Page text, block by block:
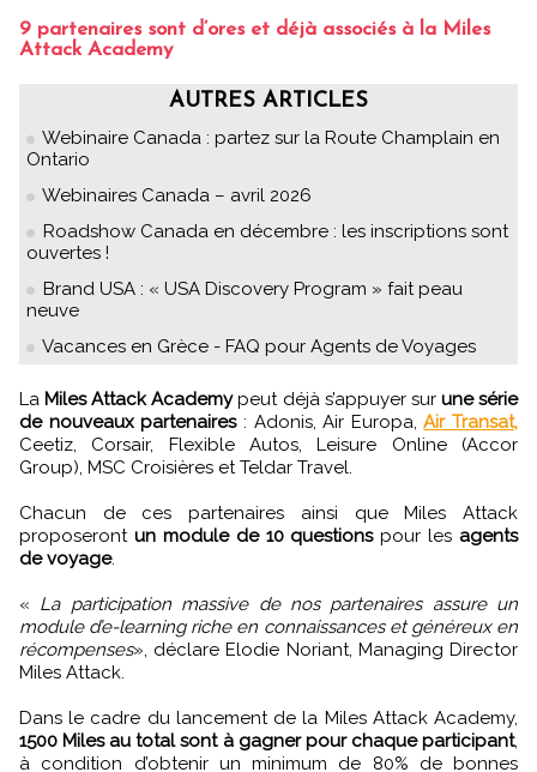
9 partenaires sont d’ores et déjà associés à la Miles
Attack Academy
AUTRES ARTICLES
Webinaire Canada : partez sur la Route Champlain en
Ontario
Webinaires Canada – avril 2026
Roadshow Canada en décembre : les inscriptions sont
ouvertes !
Brand USA : « USA Discovery Program » fait peau
neuve
Vacances en Grèce - FAQ pour Agents de Voyages
La Miles Attack Academypeut déjà s’appuyer sur une série
de nouveaux partenaires: Adonis, Air Europa,Air Transat,
Ceetiz, Corsair, Flexible Autos, Leisure Online (Accor
Group), MSC Croisières et Teldar Travel.
Chacun de ces partenaires ainsi que Miles Attack
proposeront un module de 10 questionspour les agents
de voyage.
« La participation massive de nos partenaires assure un
module d’e-learning riche en connaissances et généreux en
récompenses», déclare Elodie Noriant, Managing Director
Miles Attack.
Dans le cadre du lancement de la Miles Attack Academy,
1500 Miles au total sont à gagner pour chaque participant,
à condition d’obtenir un minimum de 80% de bonnes